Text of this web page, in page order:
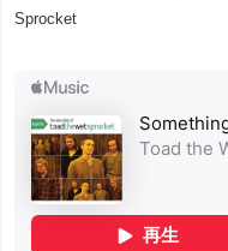
Sprocket